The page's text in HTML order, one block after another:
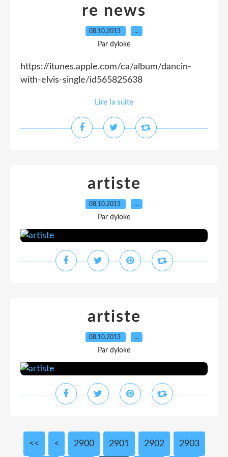
re news
08.10.2013 …
Par dyloke
https://itunes.apple.com/ca/album/dancin-
with-elvis-single/id565825638
Lire la suite
artiste
08.10.2013 …
Par dyloke
artiste
08.10.2013 …
Par dyloke
<< < 2900 2901 2902 2903